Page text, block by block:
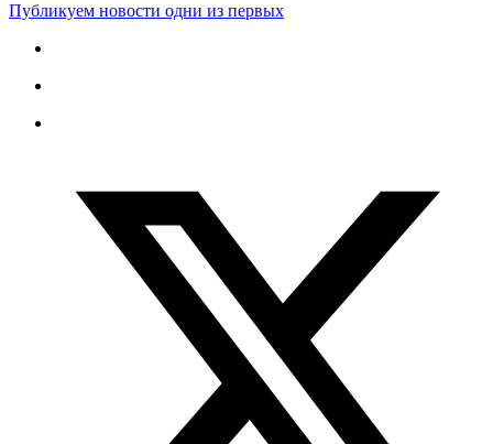
Публикуем новости одни из первых